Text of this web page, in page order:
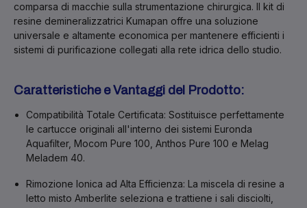
comparsa di macchie sulla strumentazione chirurgica. Il kit di
resine demineralizzatrici Kumapan offre una soluzione
universale e altamente economica per mantenere efficienti i
sistemi di purificazione collegati alla rete idrica dello studio.
Caratteristiche e Vantaggi del Prodotto:
Compatibilità Totale Certificata: Sostituisce perfettamente
le cartucce originali all'interno dei sistemi Euronda
Aquafilter, Mocom Pure 100, Anthos Pure 100 e Melag
Meladem 40.
Rimozione Ionica ad Alta Efficienza: La miscela di resine a
letto misto Amberlite seleziona e trattiene i sali disciolti,